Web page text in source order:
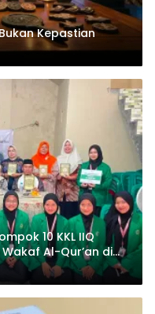
Kepastian
10 KKL IIQ
Al-Qur’an di